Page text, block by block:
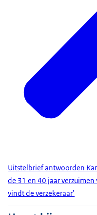
Uitstelbrief antwoorden
de 31 en 40 jaar
vindt de verzekeraar’